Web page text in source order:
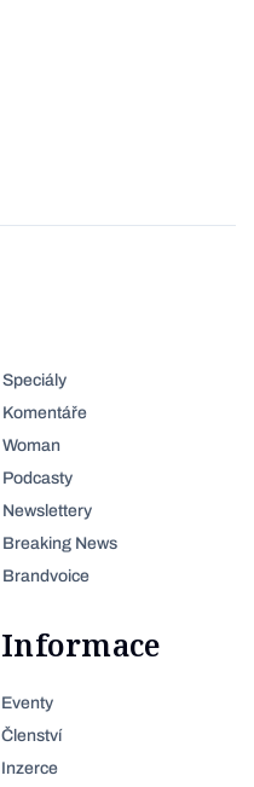
Speciály
Komentáře
Woman
Podcasty
Newslettery
Breaking News
Brandvoice
Informace
Eventy
Členství
Inzerce